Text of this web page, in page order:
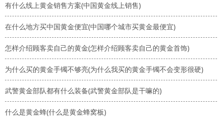
有什么线上黄金销售方案(中国黄金线上销售)
在什么地方买中国黄金便宜(中国哪个城市买黄金最便宜)
怎样介绍顾客卖自己的黄金(怎样介绍顾客卖自己的黄金首饰)
为什么买的黄金手镯不够亮(为什么我买的黄金手镯不会变形很硬)
武警黄金部队都有什么装备(武警黄金部队是干嘛的)
什么是黄金蜂(什么是黄金蜂窝板)